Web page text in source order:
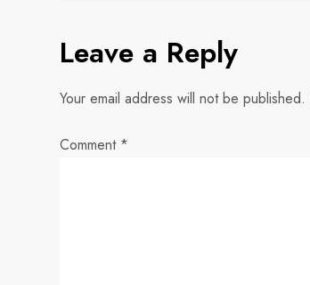
t
n
a
Leave a Reply
Your email address will not be published.
Comment *